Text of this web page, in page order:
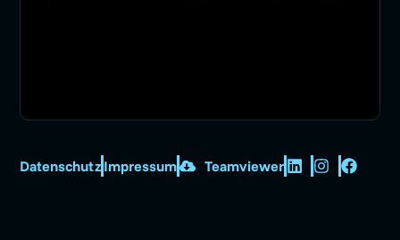
Datenschutz Impressum Teamviewer